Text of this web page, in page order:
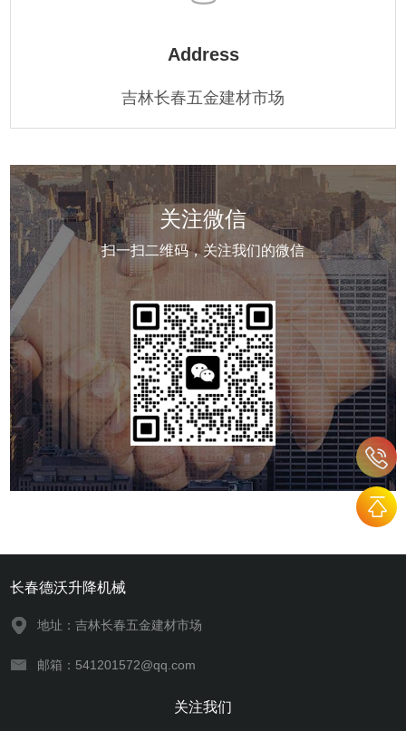
Address
吉林长春五金建材市场
关注微信
扫一扫二维码，关注我们的微信
长春德沃升降机械
地址：吉林长春五金建材市场
邮箱：541201572@qq.com
关注我们